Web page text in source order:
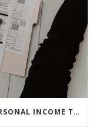
THIS IS HOW EXPATS CAN PAY PERSONAL INCOME TAX IN INDONESIA